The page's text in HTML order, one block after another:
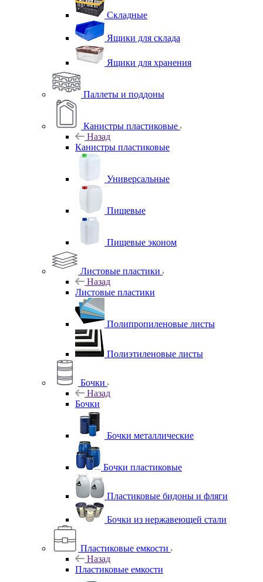
Складные
Ящики для склада
Ящики для хранения
Паллеты и поддоны
Канистры пластиковые
Назад
Канистры пластиковые
Универсальные
Пищевые
Пищевые эконом
Листовые пластики
Назад
Листовые пластики
Полипропиленовые листы
Полиэтиленовые листы
Бочки
Назад
Бочки
Бочки металлические
Бочки пластиковые
Пластиковые бидоны и фляги
Бочки из нержавеющей стали
Пластиковые емкости
Назад
Пластиковые емкости